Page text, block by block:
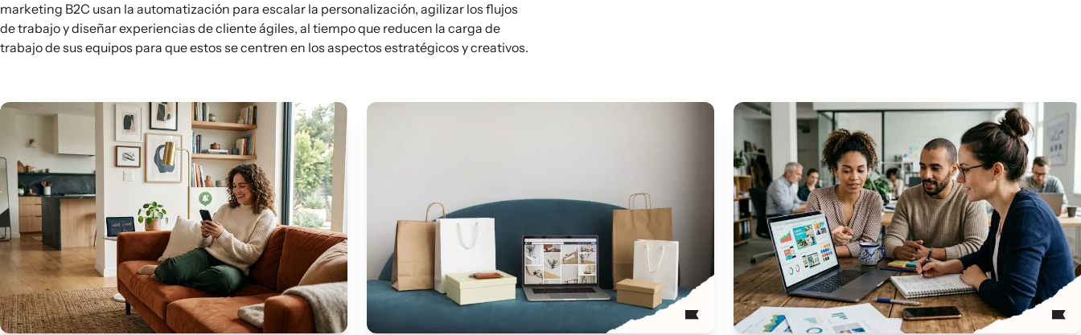
marketing B2C usan la automatización para escalar la personalización, agilizar los flujos
de trabajo y diseñar experiencias de cliente ágiles, al tiempo que reducen la carga de
trabajo de sus equipos para que estos se centren en los aspectos estratégicos y creativos.